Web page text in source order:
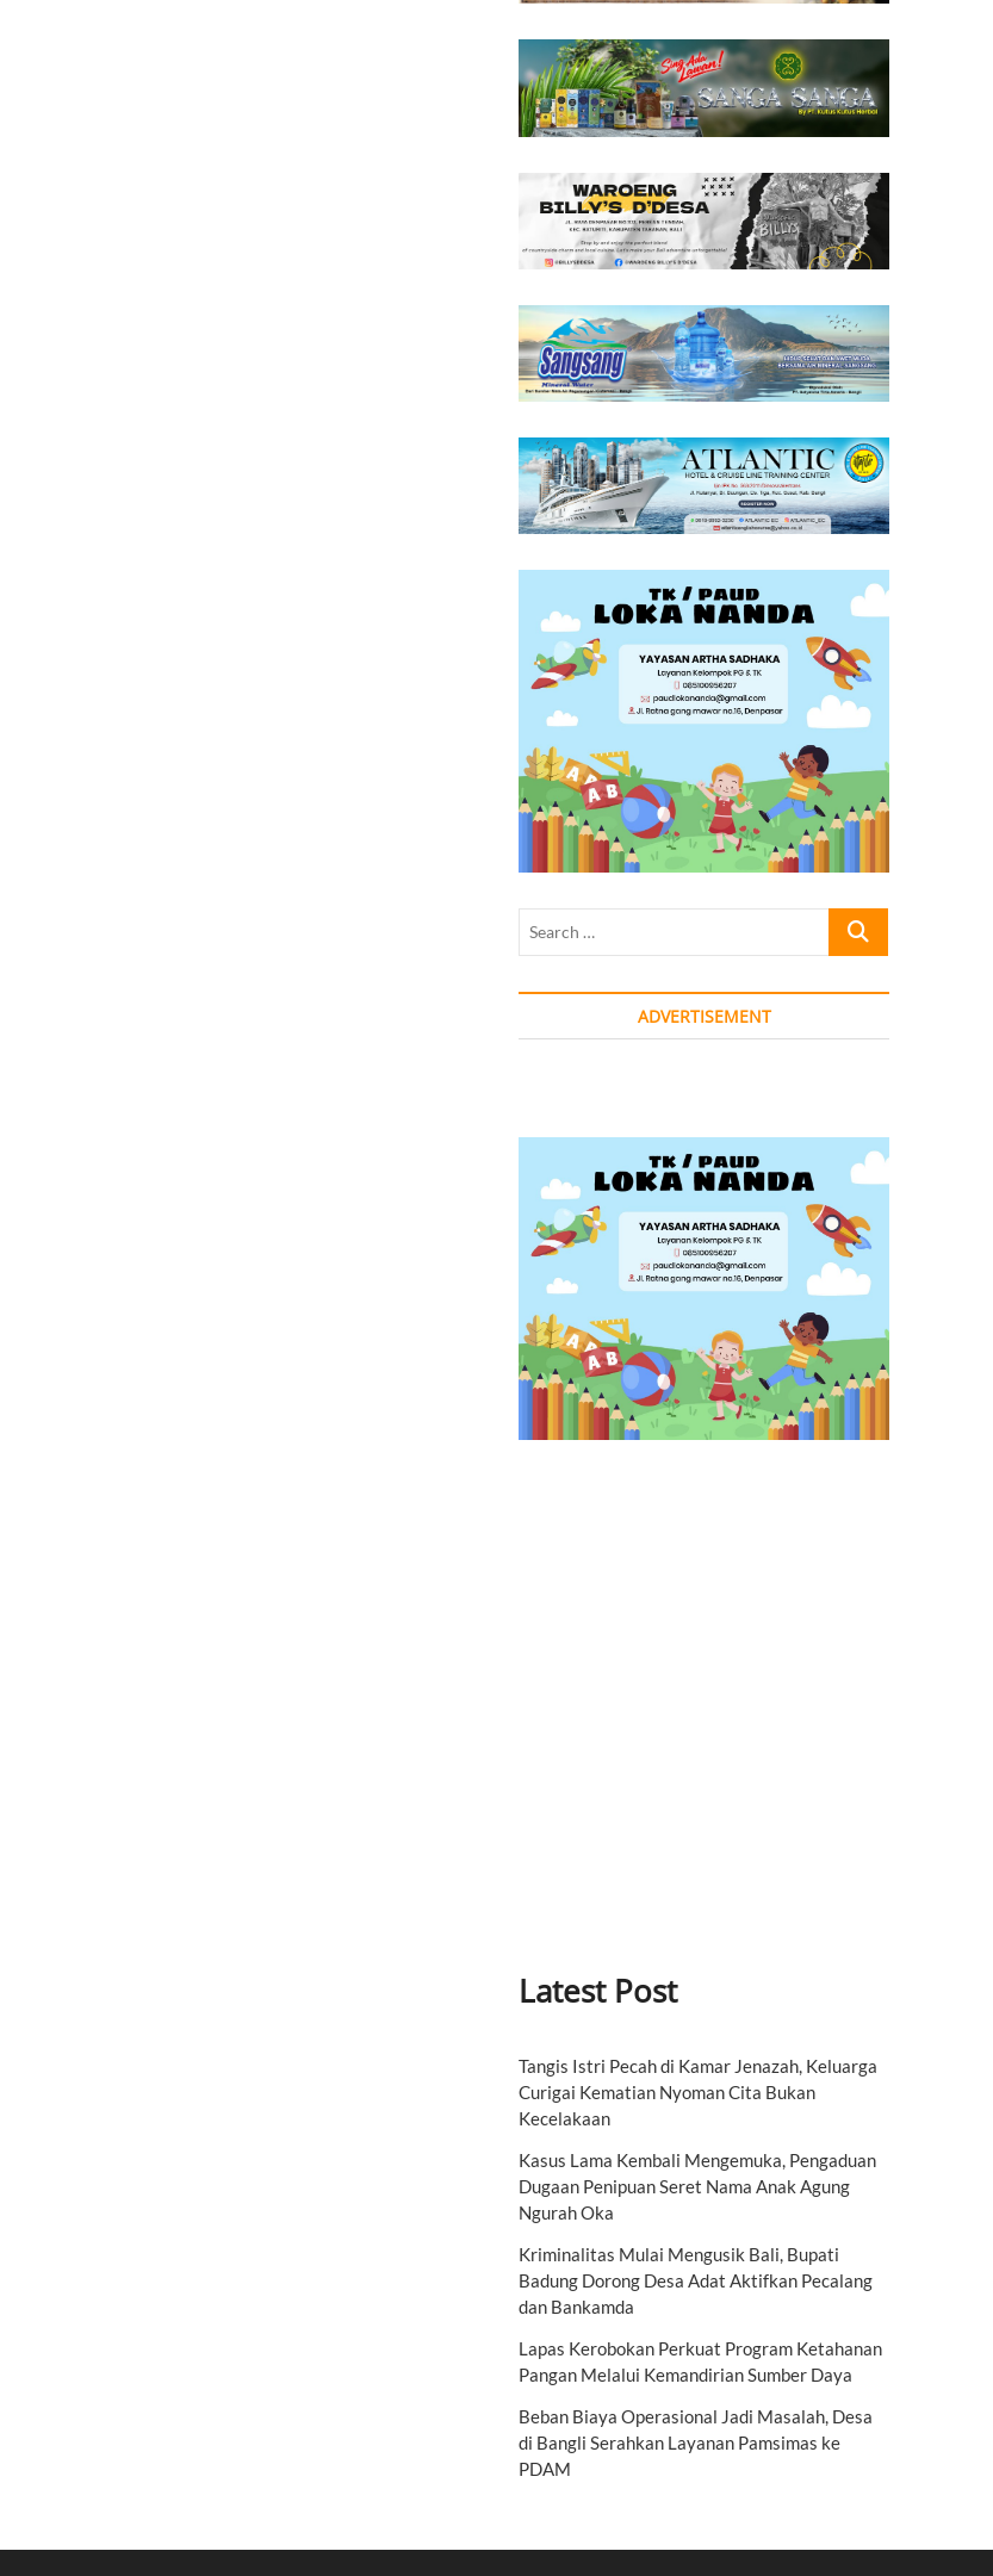
Search
ADVERTISEMENT
Latest Post
Tangis Istri Pecah di Kamar Jenazah, Keluarga
Curigai Kematian Nyoman Cita Bukan
Kecelakaan
Kasus Lama Kembali Mengemuka, Pengaduan
Dugaan Penipuan Seret Nama Anak Agung
Ngurah Oka
Kriminalitas Mulai Mengusik Bali, Bupati
Badung Dorong Desa Adat Aktifkan Pecalang
dan Bankamda
Lapas Kerobokan Perkuat Program Ketahanan
Pangan Melalui Kemandirian Sumber Daya
Beban Biaya Operasional Jadi Masalah, Desa
di Bangli Serahkan Layanan Pamsimas ke
PDAM